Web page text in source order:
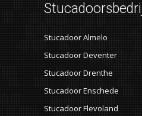
Stucadoor Almelo
Stucadoor Deventer
Stucadoor Drenthe
Stucadoor Enschede
Stucadoor Flevoland